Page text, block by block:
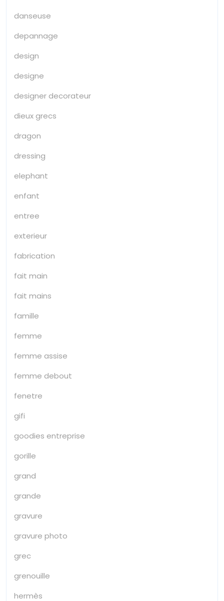
danseuse
depannage
design
designe
designer decorateur
dieux grecs
dragon
dressing
elephant
enfant
entree
exterieur
fabrication
fait main
fait mains
famille
femme
femme assise
femme debout
fenetre
gifi
goodies entreprise
gorille
grand
grande
gravure
gravure photo
grec
grenouille
hermès